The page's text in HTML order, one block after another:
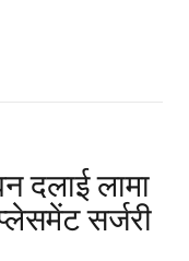
दलाई लामा
सर्जरी